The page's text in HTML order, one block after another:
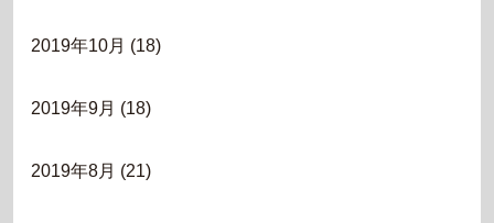
2019年10月 (18)
2019年9月 (18)
2019年8月 (21)